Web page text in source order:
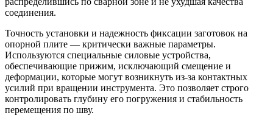
соединения.
Точность установки и надежность фиксации заготовок на
опорной плите — критически важные параметры.
Используются специальные силовые устройства,
обеспечивающие прижим, исключающий смещение и
деформации, которые могут возникнуть из-за контактных
усилий при вращении инструмента. Это позволяет строго
контролировать глубину его погружения и стабильность
перемещения по шву.